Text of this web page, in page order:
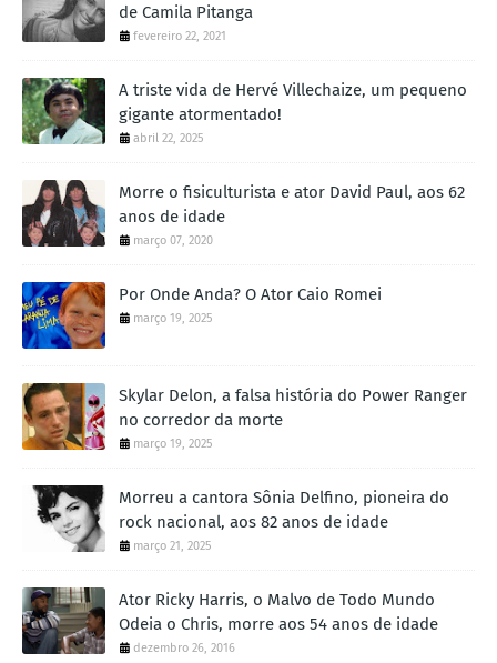
de Camila Pitanga
fevereiro 22, 2021
A triste vida de Hervé Villechaize, um pequeno
gigante atormentado!
abril 22, 2025
Morre o fisiculturista e ator David Paul, aos 62
anos de idade
março 07, 2020
Por Onde Anda? O Ator Caio Romei
março 19, 2025
Skylar Delon, a falsa história do Power Ranger
no corredor da morte
março 19, 2025
Morreu a cantora Sônia Delfino, pioneira do
rock nacional, aos 82 anos de idade
março 21, 2025
Ator Ricky Harris, o Malvo de Todo Mundo
Odeia o Chris, morre aos 54 anos de idade
dezembro 26, 2016